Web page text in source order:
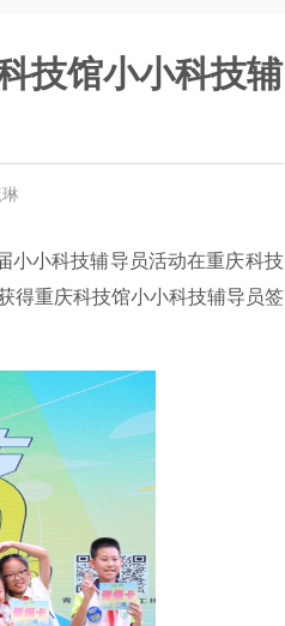
技馆小小科技辅
小小科技辅导员活动在重庆科技
得重庆科技馆小小科技辅导员签